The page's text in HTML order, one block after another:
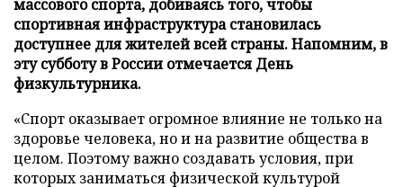
массового спорта, добиваясь того, чтобы
спортивная инфраструктура становилась
доступнее для жителей всей страны. Напомним, в
эту субботу в России отмечается День
физкультурника.
«Спорт оказывает огромное влияние не только на
здоровье человека, но и на развитие общества в
целом. Поэтому важно создавать условия, при
которых заниматься физической культурой